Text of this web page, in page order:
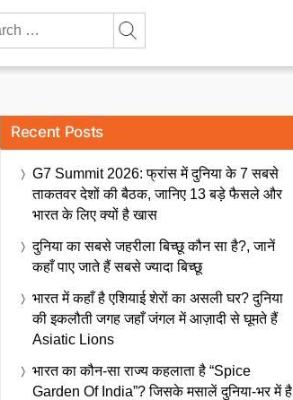
Recent Posts
G7 Summit 2026: फ्रांस में दुनिया के 7 सबसे
ताकतवर देशों की बैठक, जानिए 13 बड़े फैसले और
भारत के लिए क्यों है खास
दुनिया का सबसे जहरीला बिच्छू कौन सा है?, जानें
कहाँ पाए जाते हैं सबसे ज्यादा बिच्छू
भारत में कहाँ है एशियाई शेरों का असली घर? दुनिया
की इकलौती जगह जहाँ जंगल में आज़ादी से घूमते हैं
Asiatic Lions
भारत का कौन-सा राज्य कहलाता है “Spice
Garden Of India”? जिसके मसालें दुनिया-भर में है